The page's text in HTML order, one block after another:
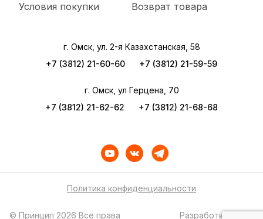
Условия покупки Возврат товара
г. Омск, ул. 2-я Казахстанская, 58
+7 (3812) 21-60-60
+7 (3812) 21-59-59
г. Омск, ул Герцена, 70
+7 (3812) 21-62-62
+7 (3812) 21-68-68
Политика конфиденциальности
© Принцип 2026 Все права Разработка сайта